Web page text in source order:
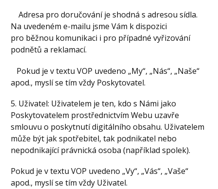
Adresa pro doručování je shodná s adresou sídla.
Na uvedeném e-mailu jsme Vám k dispozici
pro běžnou komunikaci i pro případné vyřizování
podnětů a reklamací.
Pokud je v textu VOP uvedeno „My“, „Nás“, „Naše“
apod., myslí se tím vždy Poskytovatel.
5. Uživatel: Uživatelem je ten, kdo s Námi jako
Poskytovatelem prostřednictvím Webu uzavře
smlouvu o poskytnutí digitálního obsahu. Uživatelem
může být jak spotřebitel, tak podnikatel nebo
nepodnikající právnická osoba (například spolek).
Pokud je v textu VOP uvedeno „Vy“, „Vás“, „Vaše“
apod., myslí se tím vždy Uživatel.